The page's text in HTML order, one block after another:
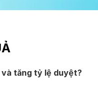
tăng tỷ lệ duyệt?